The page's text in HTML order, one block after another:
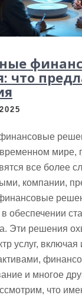
что
мире,
все более
компании,
обеспечении
Эти решения
услуг, включая
и многое
что